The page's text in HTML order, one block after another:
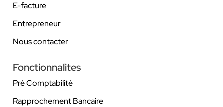
E-facture
Entrepreneur
Nous contacter
Fonctionnalites
Pré Comptabilité
Rapprochement Bancaire